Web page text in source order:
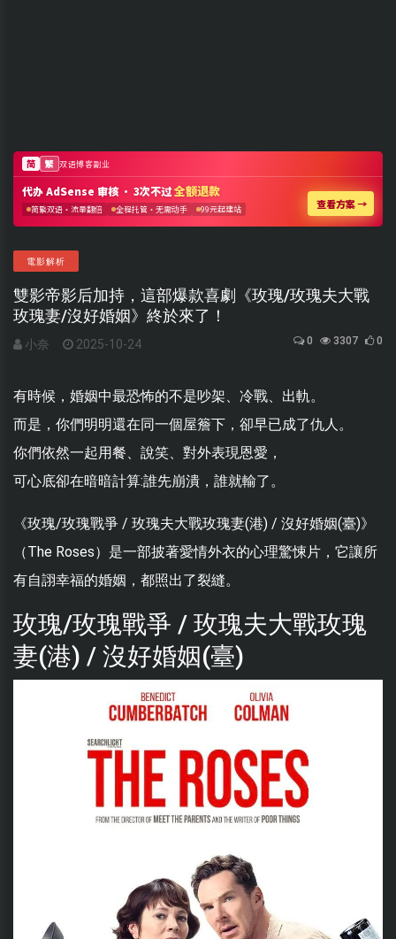
電影解析
雙影帝影后加持，這部爆款喜劇《玫瑰/玫瑰夫大戰
玫瑰妻/沒好婚姻》終於來了！
小奈 2025-10-24 0 3307 0
有時候，婚姻中最恐怖的不是吵架、冷戰、出軌。
而是，你們明明還在同一個屋簷下，卻早已成了仇人。
你們依然一起用餐、說笑、對外表現恩愛，
可心底卻在暗暗計算:誰先崩潰，誰就輸了。
《玫瑰/玫瑰戰爭 / 玫瑰夫大戰玫瑰妻(港) / 沒好婚姻(臺)》
（The Roses）是一部披著愛情外衣的心理驚悚片，它讓所
有自詡幸福的婚姻，都照出了裂縫。
玫瑰/玫瑰戰爭 / 玫瑰夫大戰玫瑰
妻(港) / 沒好婚姻(臺)